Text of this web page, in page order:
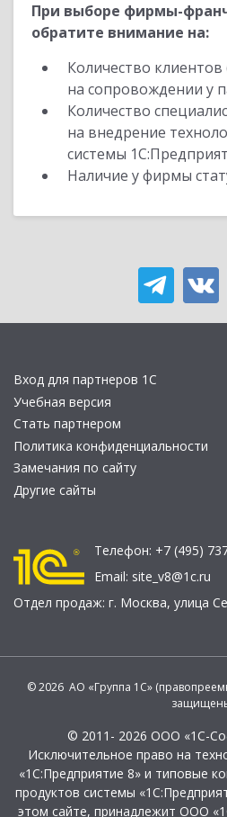
При выборе фирмы-
обратите внимание на:
Количество
на сопровождении у
Количество
на внедрение
системы
Наличие у фирмы
Вход для партнеров 1С
Учебная версия
Стать партнером
Политика конфиденциальности
Замечания по сайту
Другие сайты
Телефон: +7 (495)
Email: site_v8@1c.ru
Отдел продаж: г. Москва, улица
© 2026 АО «Группа 1С»
© 2011- 2026 ООО «1С-
Исключительное право на
«1С:Предприятие 8» и типовые
продуктов системы
этом сайте, принадлежит ООО